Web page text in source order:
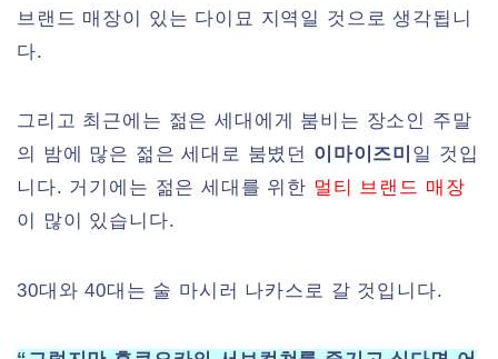
브랜드 매장이 있는 다이묘 지역일 것으로 생각됩니
다.
그리고 최근에는 젊은 세대에게 붐비는 장소인 주말
의 밤에 많은 젊은 세대로 붐볐던 이마이즈미 일 것입
니다. 거기에는 젊은 세대를 위한 멀티 브랜드 매장
이 많이 있습니다.
30대와 40대는 술 마시러 나카스로 갈 것입니다.